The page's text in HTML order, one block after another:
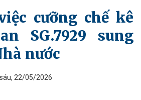
cưỡng chế kê
SG.7929 sung
nước
22/05/2026